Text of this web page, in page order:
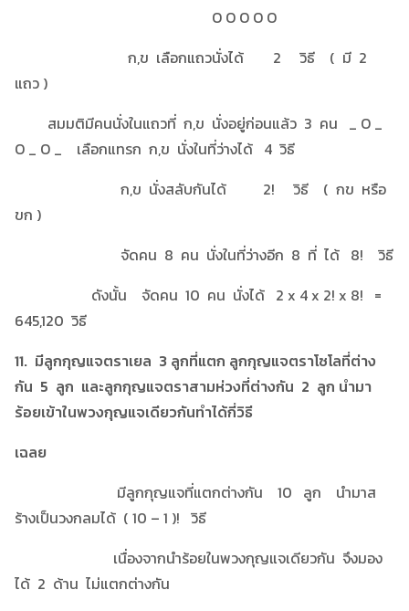
O O O O O
ก,ข เลือกแถวนั่งได้ 2 วิธี ( มี 2
แถว )
สมมติมีคนนั่งในแถวที่ ก,ข นั่งอยู่ก่อนแล้ว 3 คน _ O _
O _ O _ เลือกแทรก ก,ข นั่งในที่ว่างได้ 4 วิธี
ก,ข นั่งสลับกันได้ 2! วิธี ( กข หรือ
ขก )
จัดคน 8 คน นั่งในที่ว่างอีก 8 ที่ ได้ 8! วิธี
ดังนั้น จัดคน 10 คน นั่งได้ 2 x 4 x 2! x 8! =
645,120 วิธี
11. มีลูกกุญแจตราเยล 3 ลูกที่แตก ลูกกุญแจตราโซโลที่ต่าง
กัน 5 ลูก และลูกกุญแจตราสามห่วงที่ต่างกัน 2 ลูก นำมา
ร้อยเข้าในพวงกุญแจเดียวกันทำได้กี่วิธี
เฉลย
มีลูกกุญแจที่แตกต่างกัน 10 ลูก นำมาส
ร้างเป็นวงกลมได้ ( 10 – 1 )! วิธี
เนื่องจากนำร้อยในพวงกุญแจเดียวกัน จึงมอง
ได้ 2 ด้าน ไม่แตกต่างกัน